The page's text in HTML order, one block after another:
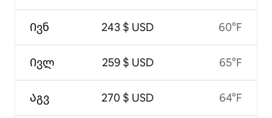
Ივნ
Ივლ
Აგვ
243 $ USD
259 $ USD
270 $ USD
60°F
65°F
64°F